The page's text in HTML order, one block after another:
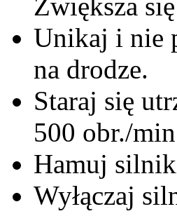
Unikaj i nie
na drodze.
Staraj się
500 obr./min
Hamuj
Wyłączaj